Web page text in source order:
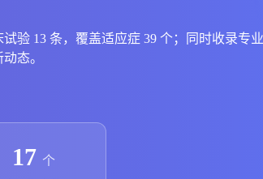
验室到10亿爆款：创新药商业化的选择、组织与执行
册政策
交易并购
点
验 13 条，覆盖适应症 39 个；同时收录
态。
17 个